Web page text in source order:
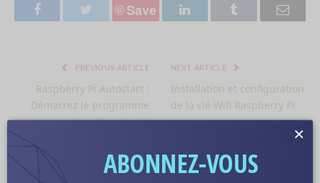
Facebook TwitterSave LinkedInTumblr Email
PREVIOUS ARTICLE
Raspberry Pi Autostart :
Démarrez le programme
automatiquement
NEXT ARTICLE
Installation et configuration
de la clé Wifi Raspberry Pi
RELATED POSTSABONNEZ-VOUS
×